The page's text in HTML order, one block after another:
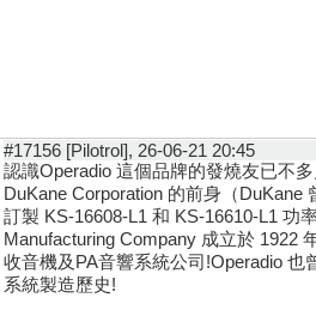
#17156 [Pilotrol], 26-06-21 20:45
認識Operadio 這個品牌的發燒友已不
DuKane Corporation 的前身（DuKane
訂製 KS-16608-L1 和 KS-16610-L1 功
Manufacturing Company 成立於 1922
收音機及PA音響系統公司!Operadio 也
系統製造歷史!